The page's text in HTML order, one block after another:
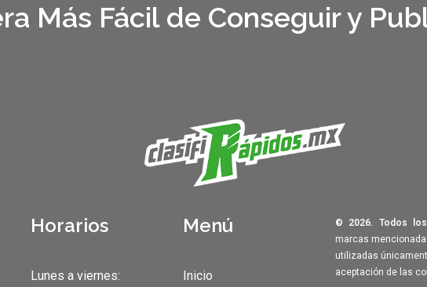
Más Fácil de Conseguir y
Horarios
Lunes a viernes:
Menú
Inicio
© 2026. Todos
marcas
utilizadas
aceptación de las